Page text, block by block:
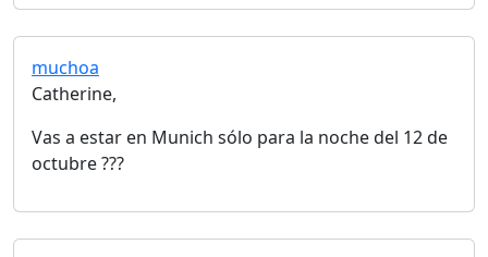
muchoa
Catherine,
Vas a estar en Munich sólo para la noche del 12 de
octubre ???